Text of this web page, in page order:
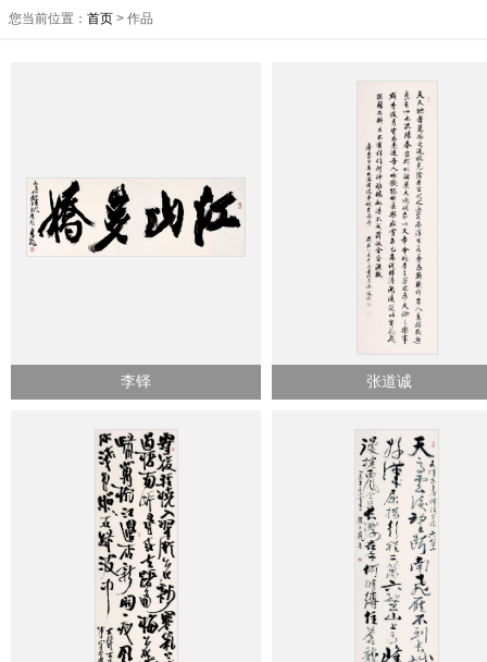
您当前位置： 首页 > 作品
李铎 张道诚